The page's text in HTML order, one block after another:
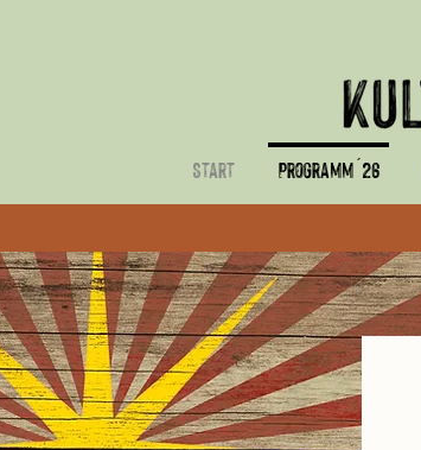
Start Programm ´26